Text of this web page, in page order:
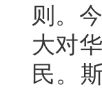
则。
大对
民。